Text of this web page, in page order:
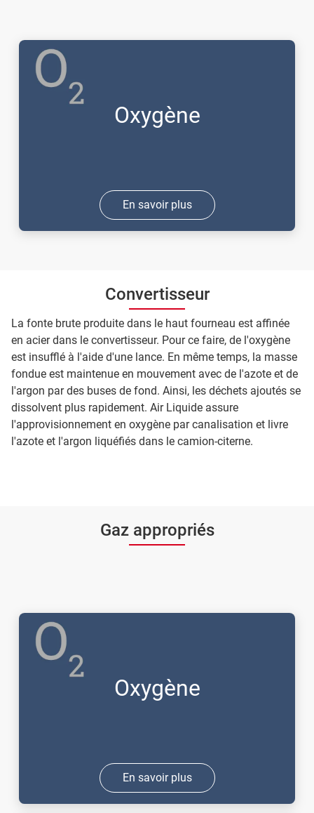
Oxygène
En savoir plus
Convertisseur
La fonte brute produite dans le haut fourneau est affinée
en acier dans le convertisseur. Pour ce faire, de l'oxygène
est insufflé à l'aide d'une lance. En même temps, la masse
fondue est maintenue en mouvement avec de l'azote et de
l'argon par des buses de fond. Ainsi, les déchets ajoutés se
dissolvent plus rapidement. Air Liquide assure
l'approvisionnement en oxygène par canalisation et livre
l'azote et l'argon liquéfiés dans le camion-citerne.
Gaz appropriés
Oxygène
En savoir plus